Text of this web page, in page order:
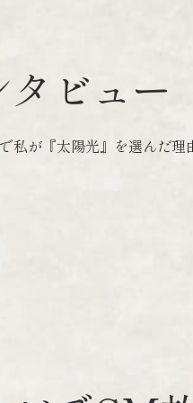
ビュー
私が『太陽光』を選んだ理